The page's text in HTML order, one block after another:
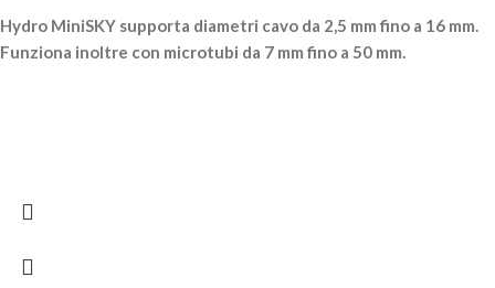
Hydro MiniSKY supporta diametri cavo da 2,5 mm fino a 16 mm.
Funziona inoltre con microtubi da 7 mm fino a 50 mm.